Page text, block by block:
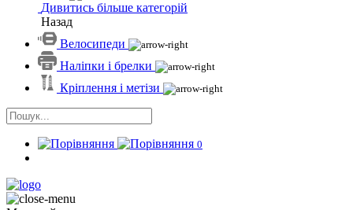
Дивитись більше категорій
Назад
Велосипеди
Наліпки і брелки
Кріплення і метізи
0